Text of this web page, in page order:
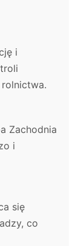
i
Zachodnia
i
się
co